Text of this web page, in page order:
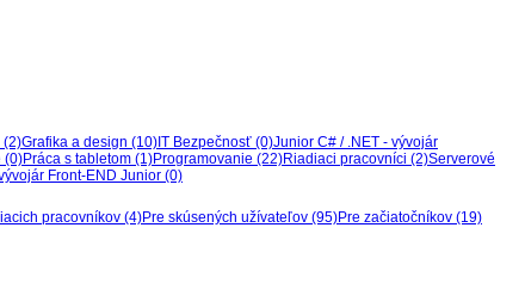
(2)Grafika a design (10) IT Bezpečnosť (0)Junior C# / .NET - vývojár
(0)Práca s tabletom (1)Programovanie (22)Riadiaci pracovníci (2)Serverové
Front-END Junior (0)
pracovníkov (4)Pre skúsených užívateľov (95)Pre začiatočníkov (19)